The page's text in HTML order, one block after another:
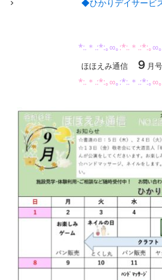
◆ひかりデイサービ
*:.＊.:*:｡∞｡:*:.＊.:*:｡∞
ほほえみ通信 ９ 月号
*:.＊.:*:｡∞｡:*:.＊.:*:｡∞